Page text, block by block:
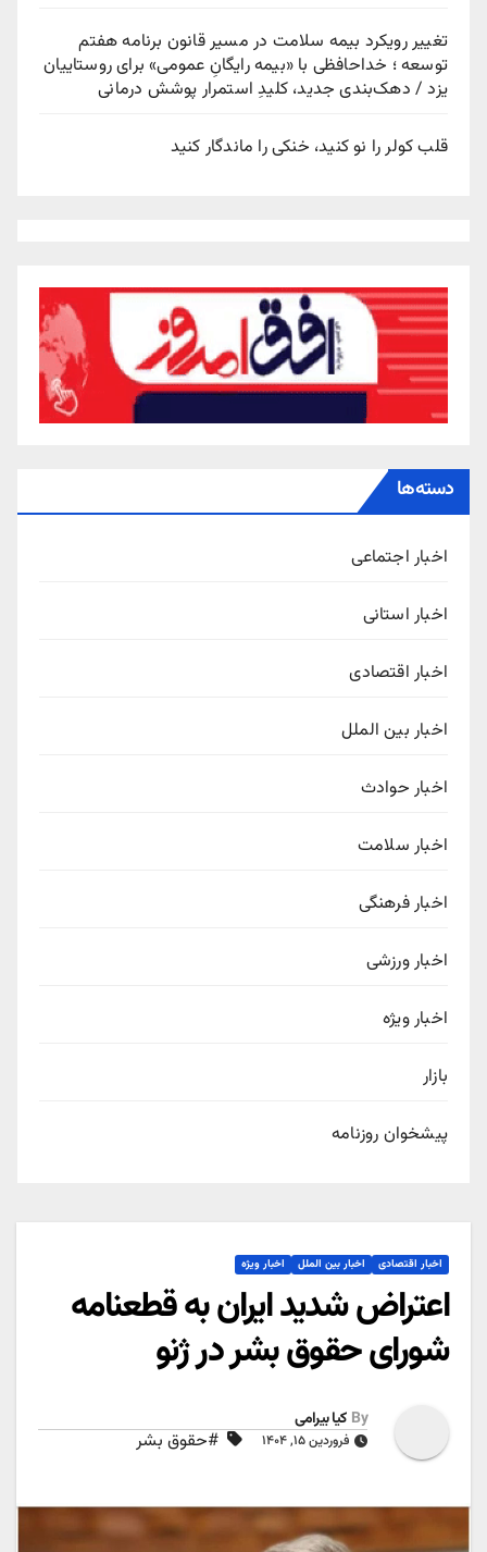
تغییر رویکرد بیمه سلامت در مسیر قانون برنامه هفتم
توسعه ؛ خداحافظی با «بیمه رایگانِ عمومی» برای روستاییان
یزد / دهک‌بندی جدید، کلیدِ استمرار پوشش درمانی
قلب کولر را نو کنید، خنکی را ماندگار کنید
دسته‌ها
اخبار اجتماعی
اخبار استانی
اخبار اقتصادی
اخبار بین الملل
اخبار حوادث
اخبار سلامت
اخبار فرهنگی
اخبار ورزشی
اخبار ویژه
بازار
پیشخوان روزنامه
اخبار اقتصادی اخبار بین الملل اخبار ویژه
اعتراض شدید ایران به قطعنامه
شورای حقوق بشر در ژنو
By کیا بیرامی
فروردین ۱۵, ۱۴۰۴ #حقوق بشر